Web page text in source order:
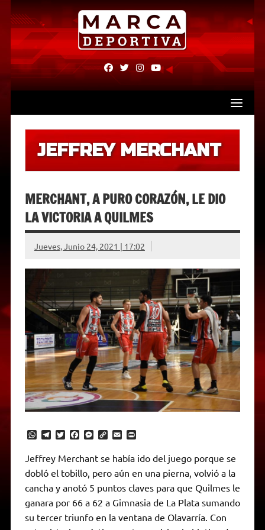
Skip
content
fab
fa-
fab
fa-
fab fab
JEFFREY MERCHANT
MERCHANT, A PURO CORAZÓN, LE DIO
LA VICTORIA A QUILMES
Jueves, Junio 24, 2021 | 17:02
W
a
t
s
p
p
T
e
g
a
m
T
i
t
t
r
F
c
e
b
o
o
k
M
s
s
e
n
g
e
C
y
L
n
k
E
a
i
l
P
i
n
t
r
i
n
Jeffrey Merchant se había ido del juego porque se
dobló el tobillo, pero aún en una pierna, volvió a la
cancha y anotó 5 puntos claves para que Quilmes le
ganara por 66 a 62 a Gimnasia de La Plata sumando
su tercer triunfo en la ventana de Olavarría. Con